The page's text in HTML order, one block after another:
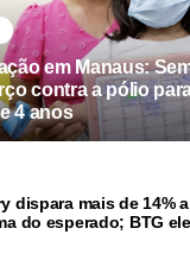
em Manaus:
contra a pólio
4 anos
dispara mais de 14%
do esperado; BTG